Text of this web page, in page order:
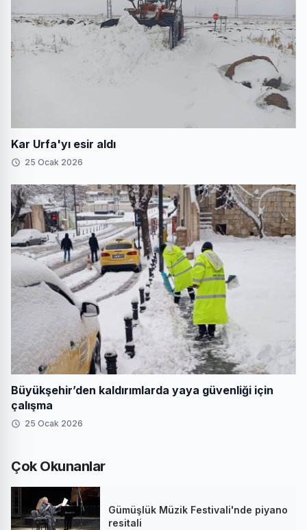
Kar Urfa'yı esir aldı
25 Ocak 2026
Büyükşehir’den kaldırımlarda yaya güvenliği için
çalışma
25 Ocak 2026
Çok Okunanlar
Gümüşlük Müzik Festivali'nde piyano
resitali